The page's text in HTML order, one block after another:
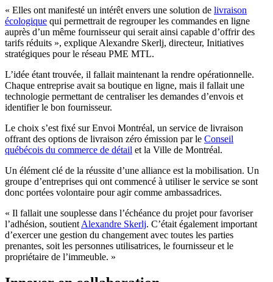
« Elles ont manifesté un intérêt envers une solution de livraison
écologique qui permettrait de regrouper les commandes en ligne
auprès d’un même fournisseur qui serait ainsi capable d’offrir des
tarifs réduits », explique Alexandre Skerlj, directeur, Initiatives
stratégiques pour le réseau PME MTL.
L’idée étant trouvée, il fallait maintenant la rendre opérationnelle.
Chaque entreprise avait sa boutique en ligne, mais il fallait une
technologie permettant de centraliser les demandes d’envois et
identifier le bon fournisseur.
Le choix s’est fixé sur Envoi Montréal, un service de livraison
offrant des options de livraison zéro émission par le Conseil
québécois du commerce de détail et la Ville de Montréal.
Un élément clé de la réussite d’une alliance est la mobilisation. Un
groupe d’entreprises qui ont commencé à utiliser le service se sont
donc portées volontaire pour agir comme ambassadrices.
« Il fallait une souplesse dans l’échéance du projet pour favoriser
l’adhésion, soutientAlexandre Skerlj. C’était également important
d’exercer une gestion du changement avec toutes les parties
prenantes, soit les personnes utilisatrices, le fournisseur et le
propriétaire de l’immeuble. »